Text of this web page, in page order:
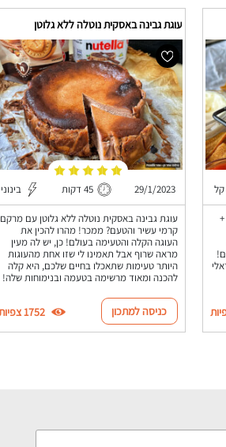
קל
עוגת גבינה באסקית נוטלה ללא גלוטן
29/1/2023 45 דקות בינוני
עוגת גבינה באסקית נוטלה ללא גלוטן עם מרקם
קרמי עשיר והטעם? ממכר! מהרו להכין את
העוגה הקלה והטעימה בעולם! כן, יש לה מעין
מראה שרוף אבל תאמינו לי שזו אחת מהעוגות
היותר טעימות שתאכלו בחיים שלכם, היא קלה
להכנה ומאוד מרשימה בטעמה ובנימוחות שלה!
כניסה למתכון 1752 צפיות